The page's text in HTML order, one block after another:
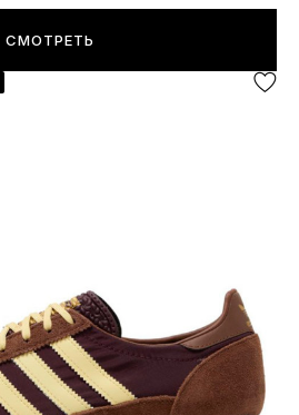
СМОТРЕТЬ